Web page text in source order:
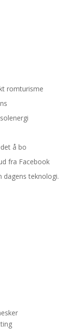
romturisme
å bo
fra Facebook
dagens teknologi.